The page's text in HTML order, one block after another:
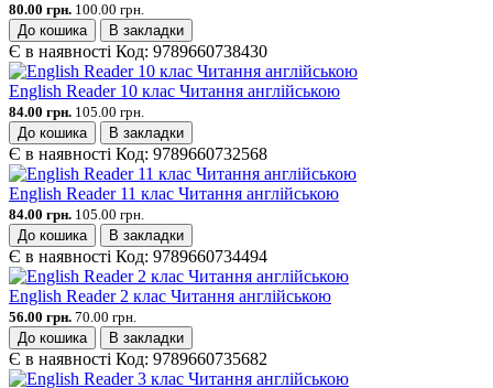
80.00 грн. 100.00 грн.
До кошика
В закладки
Є в наявності Код: 9789660738430
English Reader 10 клас Читання англійською
84.00 грн. 105.00 грн.
До кошика
В закладки
Є в наявності Код: 9789660732568
English Reader 11 клас Читання англійською
84.00 грн. 105.00 грн.
До кошика
В закладки
Є в наявності Код: 9789660734494
English Reader 2 клас Читання англійською
56.00 грн. 70.00 грн.
До кошика
В закладки
Є в наявності Код: 9789660735682